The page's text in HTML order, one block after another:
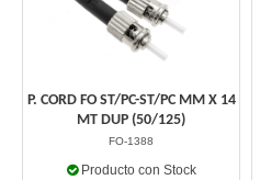
P. CORD FO ST/PC-ST/PC MM X 14
MT DUP (50/125)
FO-1388
Producto con Stock